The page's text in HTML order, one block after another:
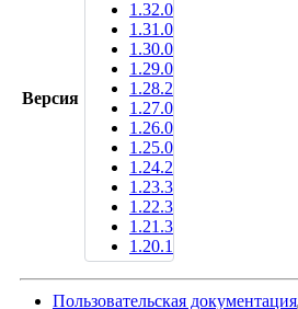
Версия
1.32.0
1.31.0
1.30.0
1.29.0
1.28.2
1.27.0
1.26.0
1.25.0
1.24.2
1.23.3
1.22.3
1.21.3
1.20.1
Пользовательская документация